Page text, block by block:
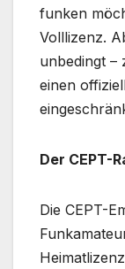
funken
Volllizenz.
unbedingt –
einen
Der CEPT-
Die CEPT-